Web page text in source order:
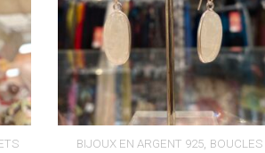
BIJOUX EN ARGENT 925, BOUCLES